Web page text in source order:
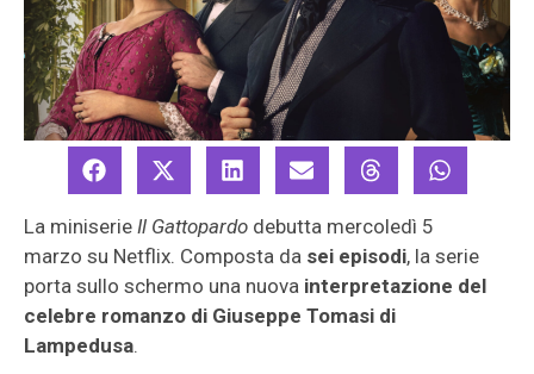
La miniserie Il Gattopardo debutta mercoledì 5
marzo su Netflix. Composta da sei episodi, la serie
porta sullo schermo una nuova interpretazione del
celebre romanzo di Giuseppe Tomasi di
Lampedusa.